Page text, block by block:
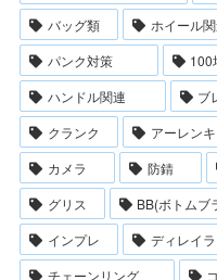
バッグ類
ホイール
パンク対策
100
ハンドル関連
ブ
クランク
アーレン
カメラ
防錆
グリス
BB(ボトムブ
インプレ
ディレイ
チェーンリング